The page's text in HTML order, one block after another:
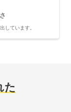
しています。
た